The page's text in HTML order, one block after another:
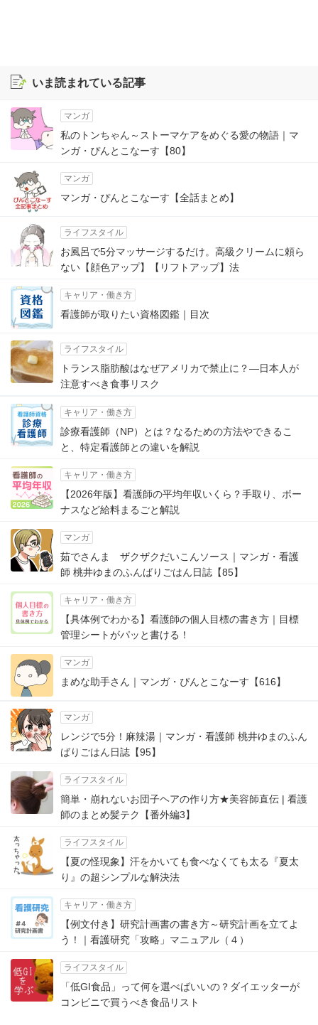
いま読まれている記事
マンガ
私のトンちゃん～ストーマケアをめぐる愛の物語｜マ
ンガ・ぴんとこなーす【80】
マンガ
マンガ・ぴんとこなーす【全話まとめ】
ライフスタイル
お風呂で5分マッサージするだけ。高級クリームに頼ら
ない【顔色アップ】【リフトアップ】法
キャリア・働き方
看護師が取りたい資格図鑑｜目次
ライフスタイル
トランス脂肪酸はなぜアメリカで禁止に？―日本人が
注意すべき食事リスク
キャリア・働き方
診療看護師（NP）とは？なるための方法やできるこ
と、特定看護師との違いを解説
キャリア・働き方
【2026年版】看護師の平均年収いくら？手取り、ボー
ナスなど給料まるごと解説
マンガ
茹でさんま ザクザクだいこんソース｜マンガ・看護
師 桃井ゆまのふんばりごはん日誌【85】
キャリア・働き方
【具体例でわかる】看護師の個人目標の書き方｜目標
管理シートがパッと書ける！
マンガ
まめな助手さん｜マンガ・ぴんとこなーす【616】
マンガ
レンジで5分！麻辣湯｜マンガ・看護師 桃井ゆまのふん
ばりごはん日誌【95】
ライフスタイル
簡単・崩れないお団子ヘアの作り方★美容師直伝 | 看護
師のまとめ髪テク【番外編3】
ライフスタイル
【夏の怪現象】汗をかいても食べなくても太る『夏太
り』の超シンプルな解決法
キャリア・働き方
【例文付き】研究計画書の書き方～研究計画を立てよ
う！｜看護研究「攻略」マニュアル（４）
ライフスタイル
「低GI食品」って何を選べばいいの？ダイエッターが
コンビニで買うべき食品リスト